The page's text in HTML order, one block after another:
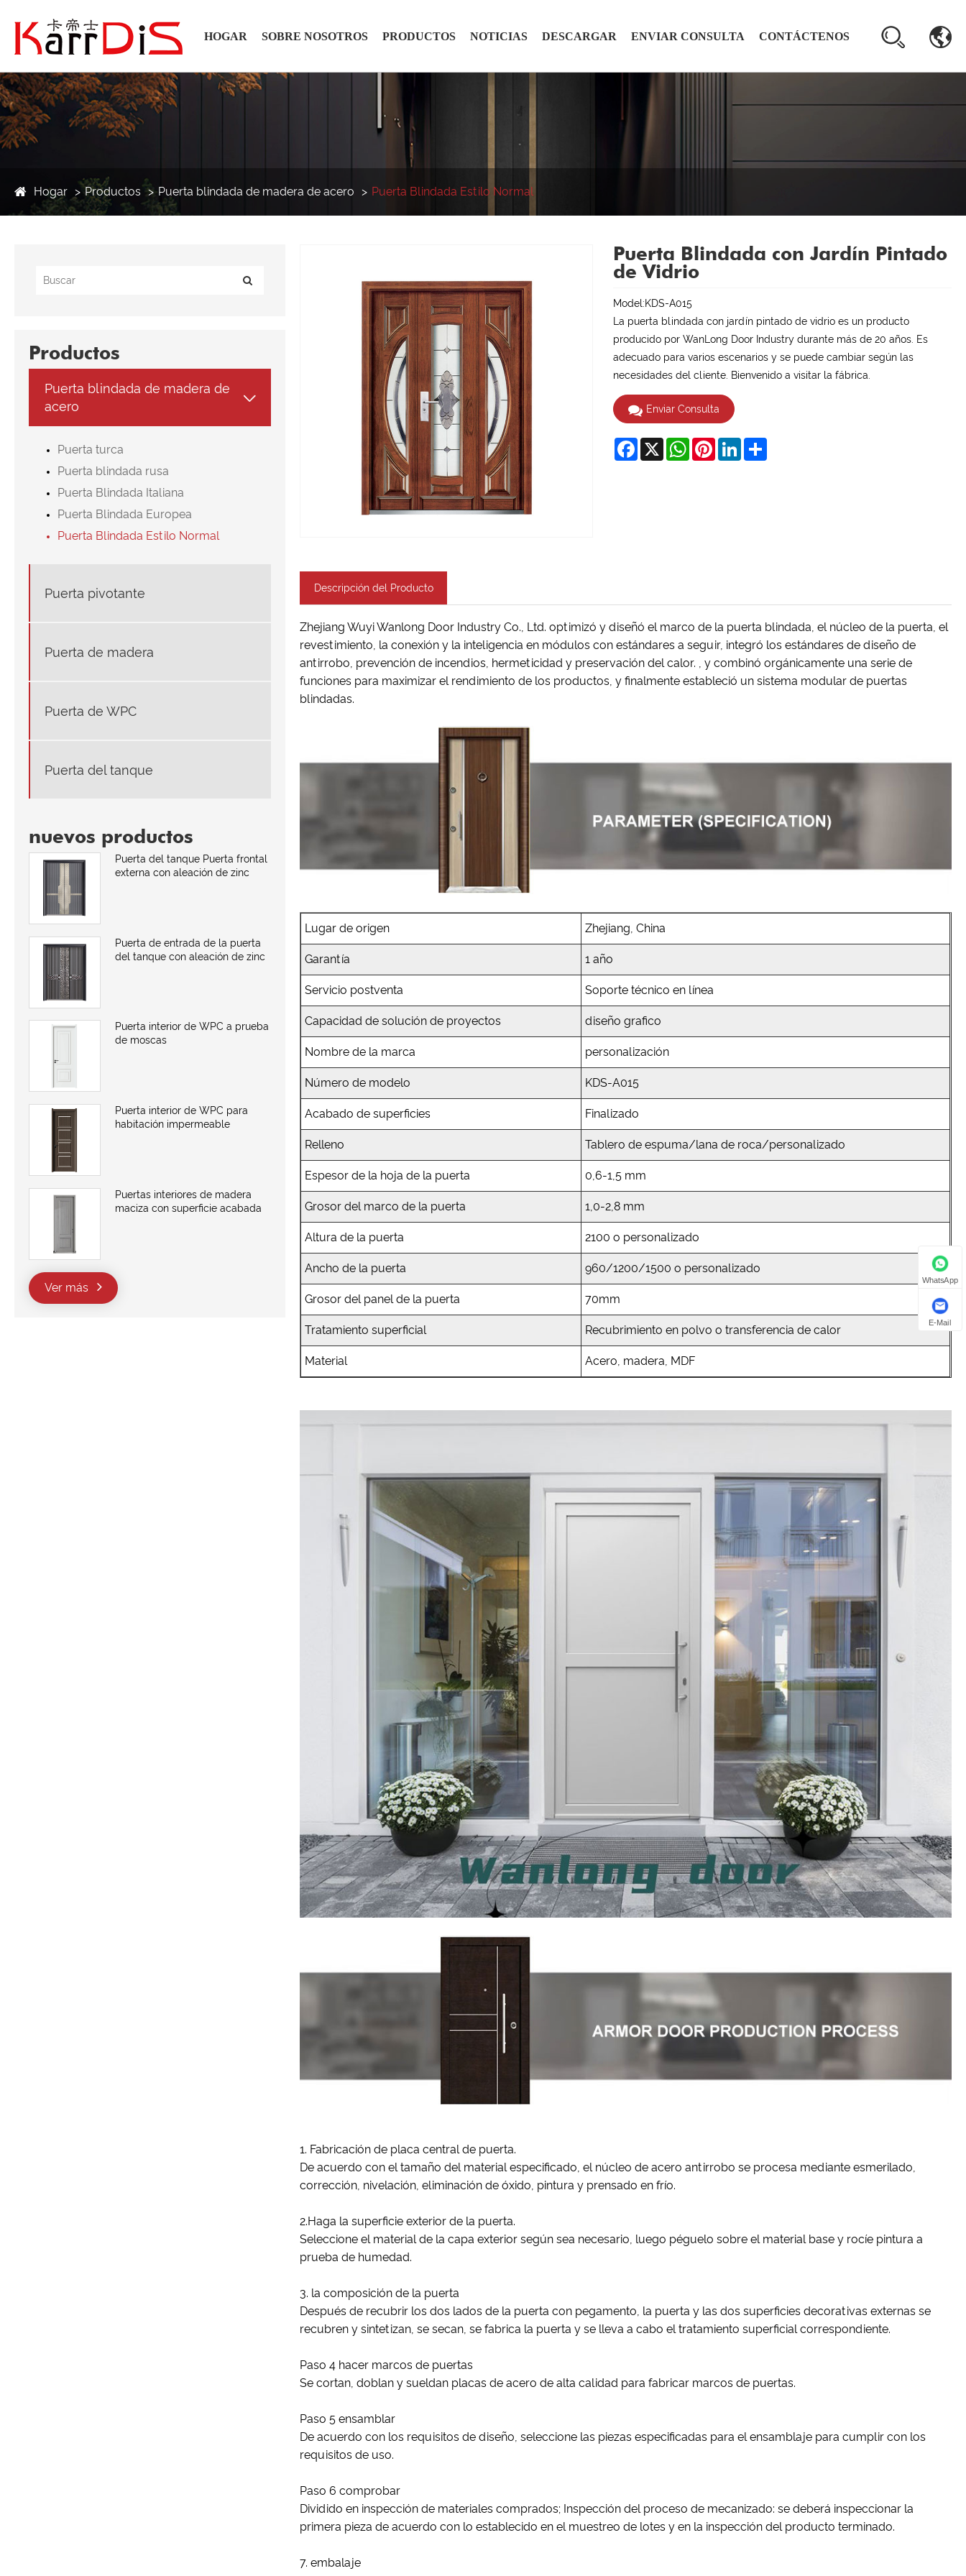
HOGAR SOBRE NOSOTROS PRODUCTOS NOTICIAS DESCARGAR ENVIAR CONSULTA CONTÁCTENOS
Hogar Productos Puerta blindada de madera de acero Puerta Blindada Estilo Normal
Productos
Puerta blindada de madera de
acero

Puerta turca
Puerta blindada rusa
Puerta Blindada Italiana
Puerta Blindada Europea
Puerta Blindada Estilo Normal
Puerta pivotante
Puerta de madera
Puerta de WPC
Puerta del tanque
nuevos productos
Puerta del tanque Puerta frontal
externa con aleación de zinc
Puerta de entrada de la puerta
del tanque con aleación de zinc
Puerta interior de WPC a prueba
de moscas
Puerta interior de WPC para
habitación impermeable
Puertas interiores de madera
maciza con superficie acabada
Ver más
Puerta Blindada con Jardín Pintado
de Vidrio
Model:KDS-A015
La puerta blindada con jardín pintado de vidrio es un producto
producido por WanLong Door Industry durante más de 20 años. Es
adecuado para varios escenarios y se puede cambiar según las
necesidades del cliente. Bienvenido a visitar la fábrica.
Enviar Consulta
Facebook
X WhatsAppPinterestLinkedInShare
Descripción del Producto
Zhejiang Wuyi Wanlong Door Industry Co., Ltd. optimizó y diseñó el marco de la puerta blindada, el núcleo de la puerta, el
revestimiento, la conexión y la inteligencia en módulos con estándares a seguir, integró los estándares de diseño de
antirrobo, prevención de incendios, hermeticidad y preservación del calor. , y combinó orgánicamente una serie de
funciones para maximizar el rendimiento de los productos, y finalmente estableció un sistema modular de puertas
blindadas.
Lugar de origen Zhejiang, China
Garantía 1 año
Servicio postventa Soporte técnico en línea
Capacidad de solución de proyectos diseño grafico
Nombre de la marca personalización
Número de modelo KDS-A015
Acabado de superficies Finalizado
Relleno Tablero de espuma/lana de roca/personalizado
Espesor de la hoja de la puerta 0,6-1,5 mm
Grosor del marco de la puerta 1,0-2,8 mm
Altura de la puerta 2100 o personalizado
Ancho de la puerta 960/1200/1500 o personalizado
Grosor del panel de la puerta 70mm
Tratamiento superficial Recubrimiento en polvo o transferencia de calor
Material Acero, madera, MDF
1. Fabricación de placa central de puerta.
De acuerdo con el tamaño del material especificado, el núcleo de acero antirrobo se procesa mediante esmerilado,
corrección, nivelación, eliminación de óxido, pintura y prensado en frío.
2.Haga la superficie exterior de la puerta.
Seleccione el material de la capa exterior según sea necesario, luego péguelo sobre el material base y rocíe pintura a
prueba de humedad.
3. la composición de la puerta
Después de recubrir los dos lados de la puerta con pegamento, la puerta y las dos superficies decorativas externas se
recubren y sintetizan, se secan, se fabrica la puerta y se lleva a cabo el tratamiento superficial correspondiente.
Paso 4 hacer marcos de puertas
Se cortan, doblan y sueldan placas de acero de alta calidad para fabricar marcos de puertas.
Paso 5 ensamblar
De acuerdo con los requisitos de diseño, seleccione las piezas especificadas para el ensamblaje para cumplir con los
requisitos de uso.
Paso 6 comprobar
Dividido en inspección de materiales comprados; Inspección del proceso de mecanizado: se deberá inspeccionar la
primera pieza de acuerdo con lo establecido en el muestreo de lotes y en la inspección del producto terminado.
7. embalaje
WhatsApp
E-Mail